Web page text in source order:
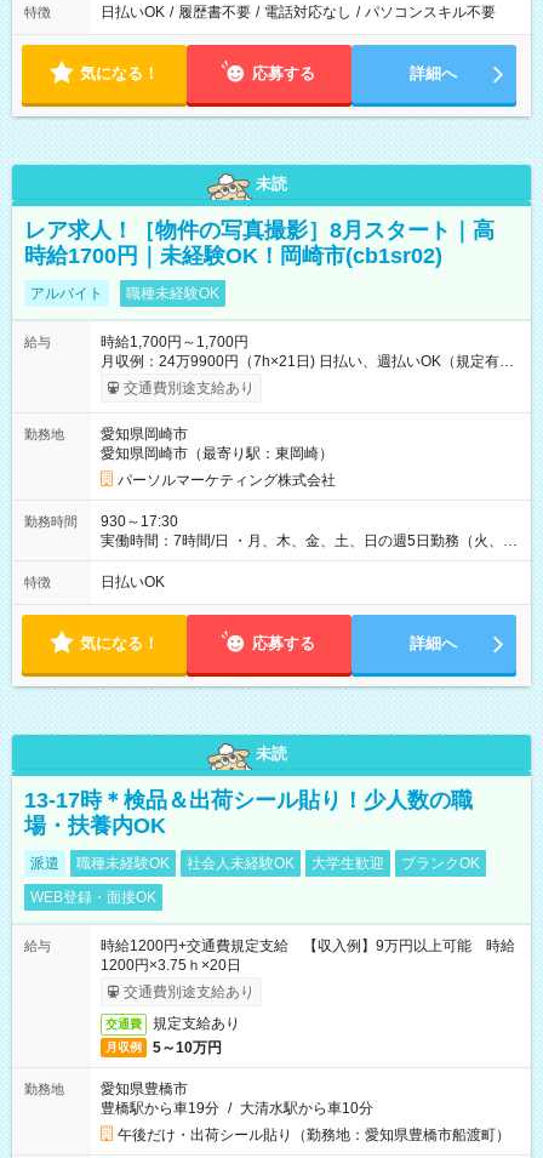
特徴 日払いOK / 履歴書不要 / 電話対応なし / パソコンスキル不要
気になる！ 応募する 詳細へ
未読
レア求人！［物件の写真撮影］8月スタート｜高
時給1700円｜未経験OK！岡崎市(cb1sr02)
アルバイト 職種未経験OK
給与
時給1,700円～1,700円
月収例：24万9900円（7h×21日) 日払い、週払いOK（規定有
り） 【試用期間】試用期間なし
交通費別途支給あり
勤務地
愛知県岡崎市
愛知県岡崎市（最寄り駅：東岡崎）
パーソルマーケティング株式会社
勤務時間
930～17:30
実働時間：7時間/日 ・月、木、金、土、日の週5日勤務（火、水
は固定休です／夏季、年末年始等、長期休暇有り！） ・ワンシ
フト！ 残業ほぼナシ（0～5h/月）
特徴 日払いOK
気になる！ 応募する 詳細へ
未読
13-17時＊検品＆出荷シール貼り！少人数の職
場・扶養内OK
派遣 職種未経験OK 社会人未経験OK 大学生歓迎
ブランクOK
WEB登録・面接OK
給与
時給1200円+交通費規定支給 【収入例】9万円以上可能 時給
1200円×3.75ｈ×20日
交通費別途支給あり
交通費 規定支給あり
月収例 5～10万円
勤務地
愛知県豊橋市
豊橋駅から車19分 / 大清水駅から車10分
午後だけ・出荷シール貼り（勤務地：愛知県豊橋市船渡町）